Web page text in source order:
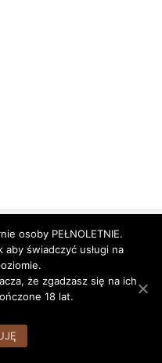
Nasz Zespół
by AccessPress Themes
osoby PEŁNOLETNIE.
świadczyć usługi na
że zgadzasz się na ich
18 lat.